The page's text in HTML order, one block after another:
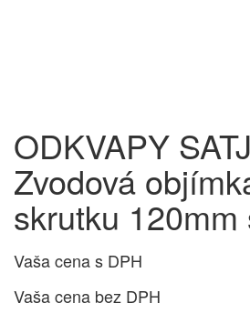
ODKVAPY
Zvodová
skrutku
Vaša cena s DPH
Vaša cena bez DPH